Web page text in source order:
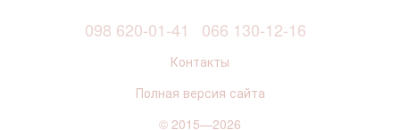
098 620-01-41 066 130-12-16
Контакты
Полная версия сайта
© 2015—2026